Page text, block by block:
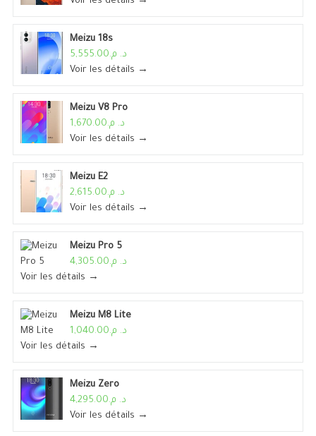
Meizu 18s
د. م.5,555.00
Voir les détails →
Meizu V8 Pro
د. م.1,670.00
Voir les détails →
Meizu E2
د. م.2,615.00
Voir les détails →
Meizu Pro 5
د. م.4,305.00
Voir les détails →
Meizu M8 Lite
د. م.1,040.00
Voir les détails →
Meizu Zero
د. م.4,295.00
Voir les détails →